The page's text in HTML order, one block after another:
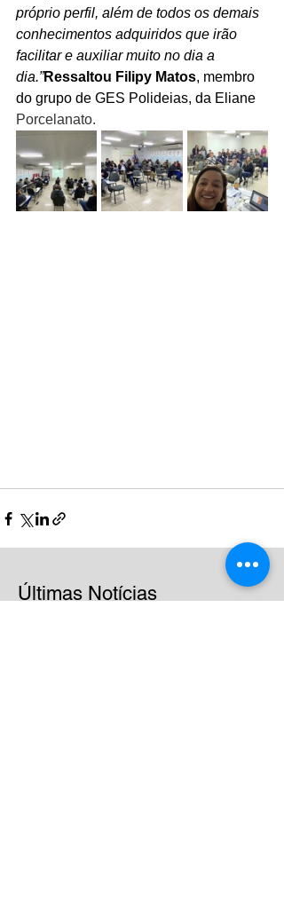
próprio perfil, além de todos os demais
conhecimentos adquiridos que irão
facilitar e auxiliar muito no dia a
dia.”Ressaltou Filipy Matos, membro
do grupo de GES Polideias, da Eliane
Porcelanato.
Últimas Notícias